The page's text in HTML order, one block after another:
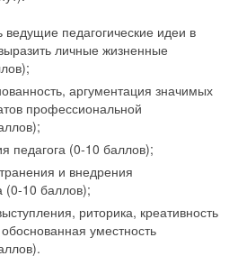
ведущие педагогические идеи в
личные жизненные
аргументация значимых
профессиональной
педагога (0-10 баллов);
и внедрения
(0-10 баллов);
риторика, креативность
уместность